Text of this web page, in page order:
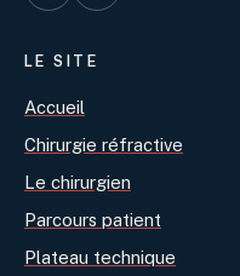
LE SITE
Accueil
Chirurgie réfractive
Le chirurgien
Parcours patient
Plateau technique